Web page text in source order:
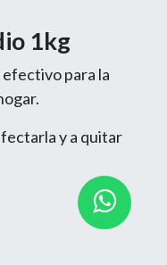
1kg
para la
y a quitar